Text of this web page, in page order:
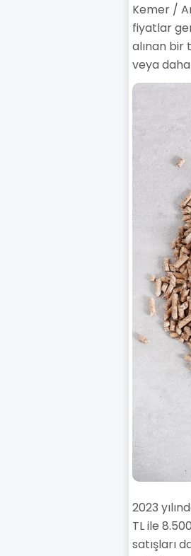
Kemer /
fiyatlar
alınan bir
veya
2023
TL ile
satışları